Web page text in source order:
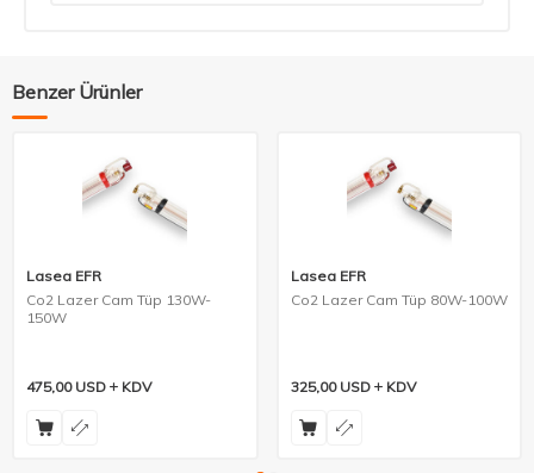
Benzer Ürünler
Lasea EFR
Co2 Lazer Cam Tüp 130W-
150W
475,00USD KDV
Lasea EFR
Co2 Lazer Cam Tüp 80W-100W
325,00USD KDV